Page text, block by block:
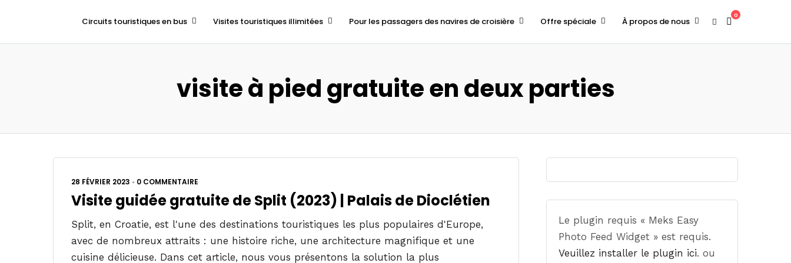
Circuits touristiques en bus Visites touristiques illimitées Pour les passagers des navires de croisière Offre spéciale À propos de nous
0
visite à pied gratuite en deux parties
28 FÉVRIER 2023 • 0 COMMENTAIRE
Visite guidée gratuite de Split (2023) | Palais de Dioclétien
Split, en Croatie, est l'une des destinations touristiques les plus populaires d'Europe,
avec de nombreux attraits : une histoire riche, une architecture magnifique et une
cuisine délicieuse. Dans cet article, nous vous présentons la solution la plus
Le plugin requis « Meks Easy
Photo Feed Widget » est requis.
Veuillez installer le plugin ici. ou